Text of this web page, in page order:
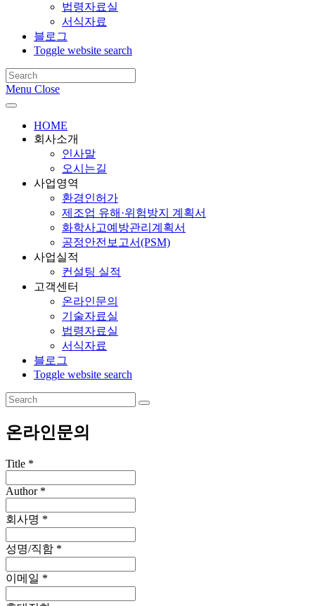
법령자료실
서식자료
블로그
Toggle website search
Menu Close
HOME
회사소개
인사말
오시는길
사업영역
환경인허가
제조업 유해·위험방지 계획서
화학사고예방관리계획서
공정안전보고서(PSM)
사업실적
컨설팅 실적
고객센터
온라인문의
기술자료실
법령자료실
서식자료
블로그
Toggle website search
온라인문의
Title *
Author *
회사명 *
성명/직함 *
이메일 *